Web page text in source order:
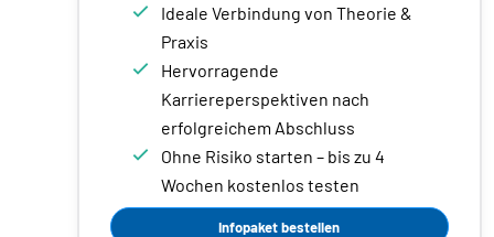
Ideale Verbindung von Theorie &
Praxis
Hervorragende
Karriereperspektiven nach
erfolgreichem Abschluss
Ohne Risiko starten – bis zu 4
Wochen kostenlos testen
Infopaket bestellen